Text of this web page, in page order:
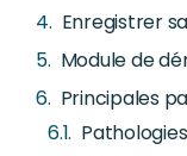
Enregistrer
Module de
Principales